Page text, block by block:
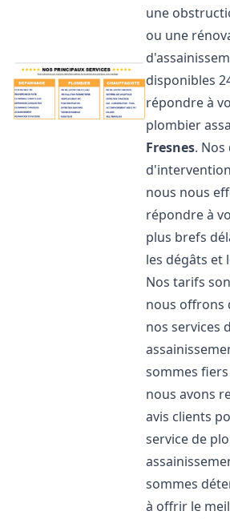
une
ou une
disponibles
répondre à
plombier
Fresnes. Nos
nous nous
répondre à
plus brefs
les dégâts et
Nos tarifs
nous offrons
nos services
sommes
nous avons
avis clients
service de
sommes
à offrir le